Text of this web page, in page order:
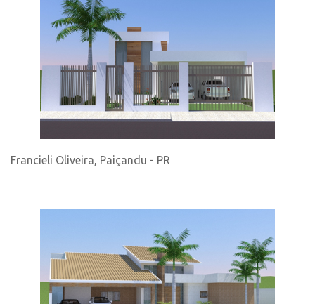
Francieli Oliveira, Paiçandu - PR